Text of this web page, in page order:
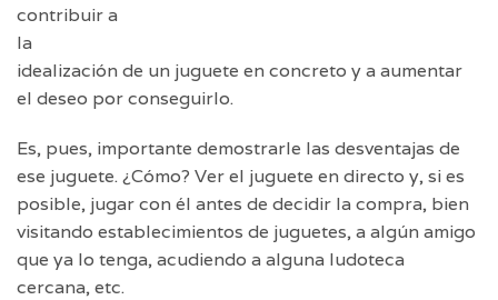
contribuir a
la
idealización de un juguete en concreto y a aumentar
el deseo por conseguirlo.
Es, pues, importante demostrarle las desventajas de
ese juguete. ¿Cómo? Ver el juguete en directo y, si es
posible, jugar con él antes de decidir la compra, bien
visitando establecimientos de juguetes, a algún amigo
que ya lo tenga, acudiendo a alguna ludoteca
cercana, etc.